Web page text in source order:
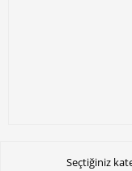
Seçtiğiniz